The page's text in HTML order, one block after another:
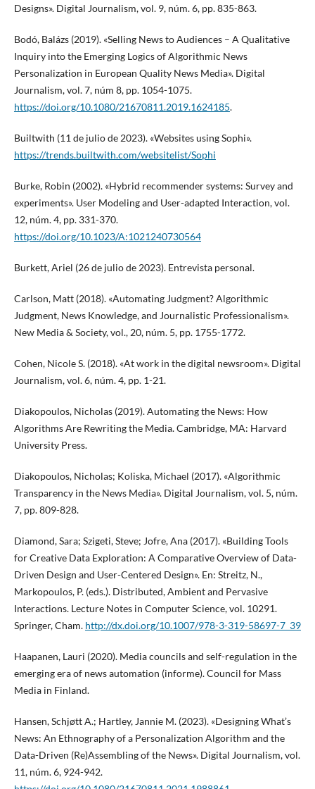
Designs». Digital Journalism, vol. 9, núm. 6, pp. 835-863.
Bodó, Balázs (2019). «Selling News to Audiences – A Qualitative
Inquiry into the Emerging Logics of Algorithmic News
Personalization in European Quality News Media». Digital
Journalism, vol. 7, núm 8, pp. 1054-1075.
https://doi.org/10.1080/21670811.2019.1624185.
Builtwith (11 de julio de 2023). «Websites using Sophi».
https://trends.builtwith.com/websitelist/Sophi
Burke, Robin (2002). «Hybrid recommender systems: Survey and
experiments». User Modeling and User-adapted Interaction, vol.
12, núm. 4, pp. 331-370.
https://doi.org/10.1023/A:1021240730564
Burkett, Ariel (26 de julio de 2023). Entrevista personal.
Carlson, Matt (2018). «Automating Judgment? Algorithmic
Judgment, News Knowledge, and Journalistic Professionalism».
New Media & Society, vol., 20, núm. 5, pp. 1755-1772.
Cohen, Nicole S. (2018). «At work in the digital newsroom». Digital
Journalism, vol. 6, núm. 4, pp. 1-21.
Diakopoulos, Nicholas (2019). Automating the News: How
Algorithms Are Rewriting the Media. Cambridge, MA: Harvard
University Press.
Diakopoulos, Nicholas; Koliska, Michael (2017). «Algorithmic
Transparency in the News Media». Digital Journalism, vol. 5, núm.
7, pp. 809-828.
Diamond, Sara; Szigeti, Steve; Jofre, Ana (2017). «Building Tools
for Creative Data Exploration: A Comparative Overview of Data-
Driven Design and User-Centered Design». En: Streitz, N.,
Markopoulos, P. (eds.). Distributed, Ambient and Pervasive
Interactions. Lecture Notes in Computer Science, vol. 10291.
Springer, Cham. http://dx.doi.org/10.1007/978-3-319-58697-7_39
Haapanen, Lauri (2020). Media councils and self-regulation in the
emerging era of news automation (informe). Council for Mass
Media in Finland.
Hansen, Schjøtt A.; Hartley, Jannie M. (2023). «Designing What’s
News: An Ethnography of a Personalization Algorithm and the
Data-Driven (Re)Assembling of the News». Digital Journalism, vol.
11, núm. 6, 924-942.